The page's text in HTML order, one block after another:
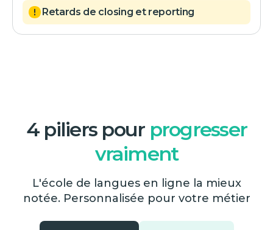
Retards de closing et reporting
4 piliers pour progresser
vraiment
L'école de langues en ligne la mieux
notée. Personnalisée pour votre métier